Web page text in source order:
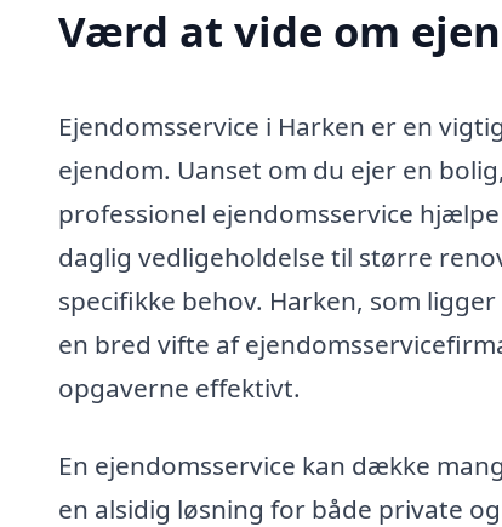
Værd at vide om
Ejendomsservice i Harken er en
ejendom. Uanset om du ejer en
professionel ejendomsservice
daglig vedligeholdelse til større
specifikke behov. Harken, som
en bred vifte af
opgaverne effektivt.
En ejendomsservice kan dække
en alsidig løsning for både private